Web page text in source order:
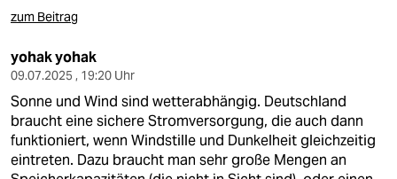
zum Beitrag
yohak yohak
09.07.2025 , 19:20 Uhr
Sonne und Wind sind wetterabhängig. Deutschland
braucht eine sichere Stromversorgung, die auch dann
funktioniert, wenn Windstille und Dunkelheit gleichzeitig
eintreten. Dazu braucht man sehr große Mengen an